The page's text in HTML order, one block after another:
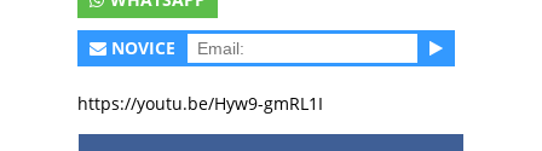
NOVICE
https://youtu.be/Hyw9-gmRL1I